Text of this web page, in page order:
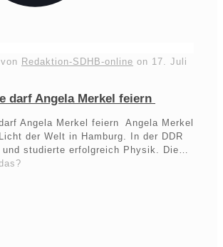
Redaktion-SDHB-online on 17. Juli
darf Angela Merkel feiern
Angela Merkel feiern Angela Merkel
der Welt in Hamburg. In der DDR
studierte erfolgreich Physik. Die…